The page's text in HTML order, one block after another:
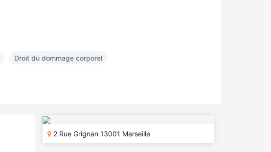
Droit du dommage corporel
2 Rue Grignan 13001 Marseille